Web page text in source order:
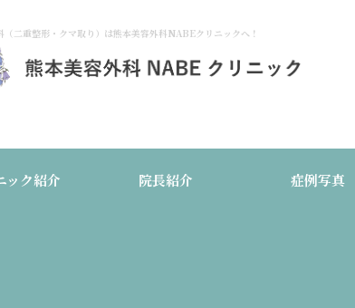
（二重整形・クマ取り）は熊本美容外科NABEクリニックへ！
ック紹介 院長紹介 症例写真